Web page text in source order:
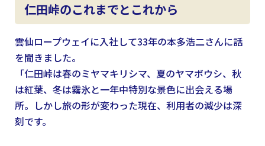
仁田峠のこれまでとこれから
雲仙ロープウェイに入社して33年の本多浩二さんに話
を聞きました。
「仁田峠は春のミヤマキリシマ、夏のヤマボウシ、秋
は紅葉、冬は霧氷と一年中特別な景色に出会える場
所。しかし旅の形が変わった現在、利用者の減少は深
刻です。